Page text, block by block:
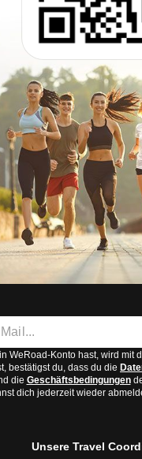
WeRoad-Konto hast, wird mit
bestätigst du, dass du die
die Geschäftsbedingungen
dich jederzeit wieder
Unsere Travel